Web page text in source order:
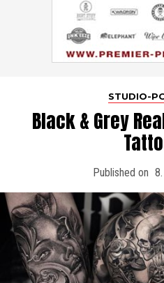
STUDIO-
Black & Grey
Published on